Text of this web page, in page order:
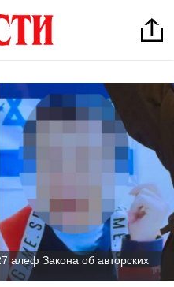
алеф Закона об авторских